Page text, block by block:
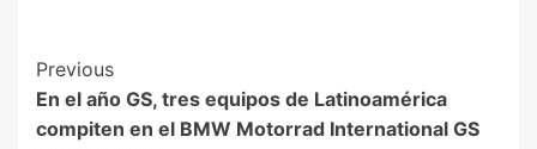
Previous
En el año GS, tres equipos de Latinoamérica
compiten en el BMW Motorrad International GS